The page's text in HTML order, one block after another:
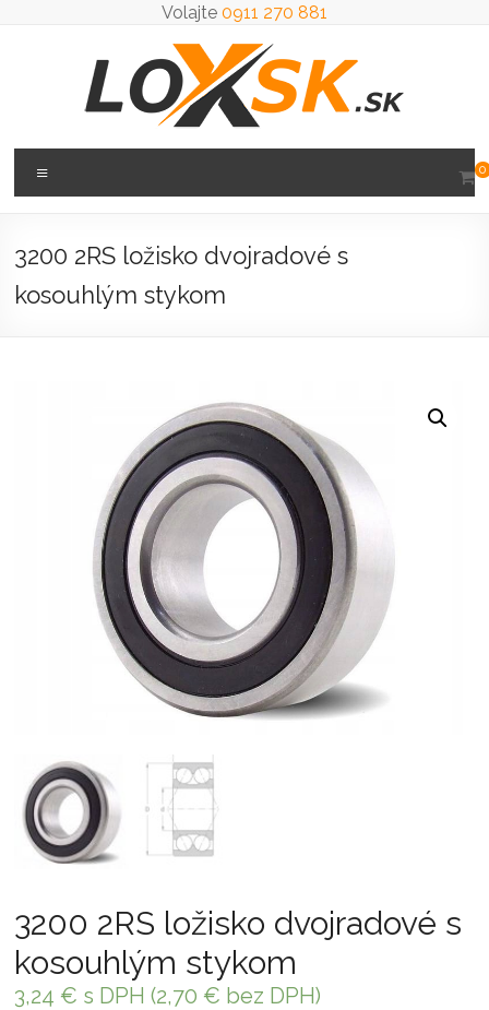
Volajte 0911 270 881
Loxsk
predaj
0
3200 2RS ložisko dvojradové s
kosouhlým stykom
3200 2RS ložisko dvojradové s
kosouhlým stykom
3,24 € s DPH (2,70 € bez DPH)